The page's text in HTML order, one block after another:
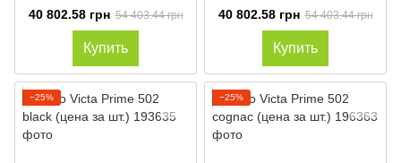
40 802.58 грн 54 403.44 грн
Купить
40 802.58 грн 54 403.44 грн
Купить
−25% −25%